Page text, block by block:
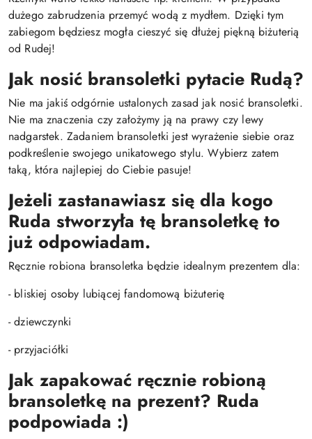
dużego zabrudzenia przemyć wodą z mydłem. Dzięki tym
zabiegom będziesz mogła cieszyć się dłużej piękną biżuterią
od Rudej!
Jak nosić bransoletki pytacie Rudą?
Nie ma jakiś odgórnie ustalonych zasad jak nosić bransoletki.
Nie ma znaczenia czy założymy ją na prawy czy lewy
nadgarstek. Zadaniem bransoletki jest wyrażenie siebie oraz
podkreślenie swojego unikatowego stylu. Wybierz zatem
taką, która najlepiej do Ciebie pasuje!
Jeżeli zastanawiasz się dla kogo
Ruda stworzyła tę bransoletkę to
już odpowiadam.
Ręcznie robiona bransoletka będzie idealnym prezentem dla:
- bliskiej osoby lubiącej fandomową biżuterię
- dziewczynki
- przyjaciółki
Jak zapakować ręcznie robioną
bransoletkę na prezent? Ruda
podpowiada :)